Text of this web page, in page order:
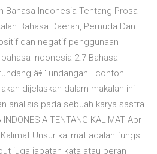
Bahasa Indonesia Tentang Prosa
Bahasa Daerah, Pemuda Dan
dan negatif penggunaan
Indonesia 2.7 Bahasa
â€" undangan . contoh
dijelaskan dalam makalah ini
analisis pada sebuah karya sastra
TENTANG KALIMAT Apr
Unsur kalimat adalah fungsi
juga jabatan kata atau peran